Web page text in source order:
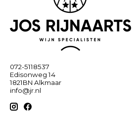
072-5118537
Edisonweg 14
1821BN Alkmaar
info@jr.nl